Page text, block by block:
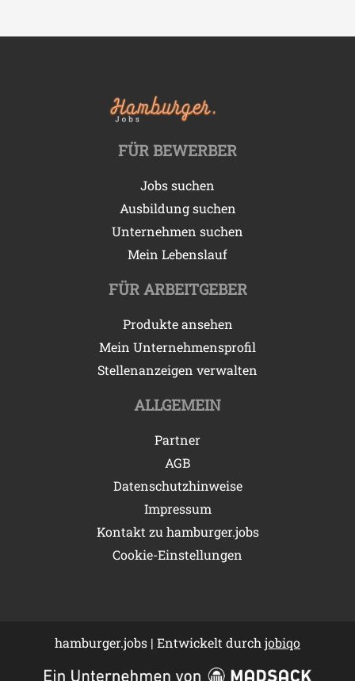
FÜR BEWERBER
Jobs suchen
Ausbildung suchen
Unternehmen suchen
Mein Lebenslauf
FÜR ARBEITGEBER
Produkte ansehen
Mein Unternehmensprofil
Stellenanzeigen verwalten
ALLGEMEIN
Partner
AGB
Datenschutzhinweise
Impressum
Kontakt zu hamburger.jobs
Cookie-Einstellungen
hamburger.jobs | Entwickelt durch jobiqo